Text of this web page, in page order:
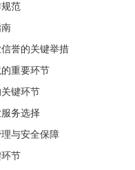
范
誉的关键举措
重要环节
键环节
务选择
与安全保障
节